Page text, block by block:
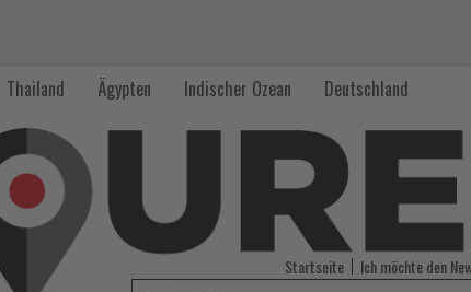
Thailand Ägypten Indischer Ozean Deutschland
Startseite Ich möchte den